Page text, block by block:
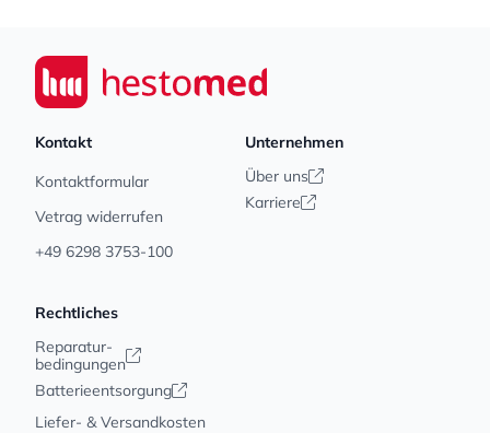
Seiwert GmbH
Kontakt
Kontaktformular
Vetrag widerrufen
+49 6298 3753-100
Unternehmen
Über uns
Karriere
Rechtliches
Reparatur-
bedingungen
Batterieentsorgung
Liefer- & Versandkosten